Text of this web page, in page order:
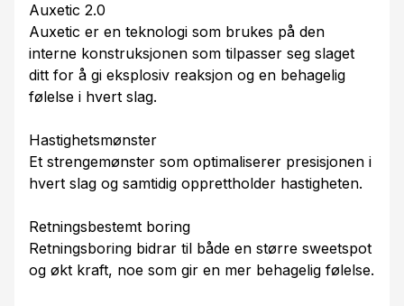
Auxetic 2.0
Auxetic er en teknologi som brukes på den
interne konstruksjonen som tilpasser seg slaget
ditt for å gi eksplosiv reaksjon og en behagelig
følelse i hvert slag.
Hastighetsmønster
Et strengemønster som optimaliserer presisjonen i
hvert slag og samtidig opprettholder hastigheten.
Retningsbestemt boring
Retningsboring bidrar til både en større sweetspot
og økt kraft, noe som gir en mer behagelig følelse.